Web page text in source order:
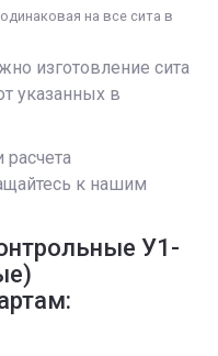
на все сита в
изготовление сита
указанных в
к нашим
У1-